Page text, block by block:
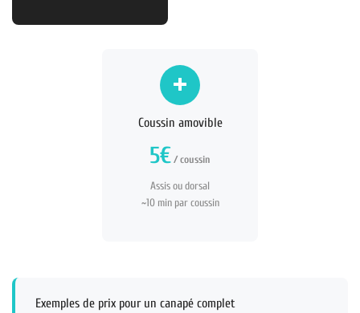
Coussin amovible
5€ / coussin
Assis ou dorsal
~10 min par coussin
Exemples de prix pour un canapé complet